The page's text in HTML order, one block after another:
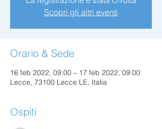
Scopri gli altri eventi
Orario & Sede
16 feb 2022, 09:00 – 17 feb 2022, 09:00
Lecce, 73100 Lecce LE, Italia
Ospiti